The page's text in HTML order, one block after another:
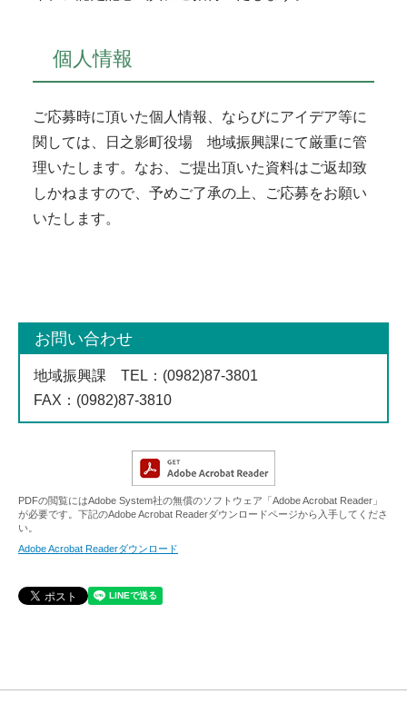
個人情報
ご応募時に頂いた個人情報、ならびにアイデア等に
関しては、日之影町役場 地域振興課にて厳重に管
理いたします。なお、ご提出頂いた資料はご返却致
しかねますので、予めご了承の上、ご応募をお願い
いたします。
お問い合わせ
地域振興課 TEL ：(0982)87-3801
FAX ：(0982)87-3810
PDFの閲覧にはAdobe System社の無償のソフトウェア「Adobe Acrobat Reader」
が必要です。下記のAdobe Acrobat Readerダウンロードページから入手してくださ
い。
Adobe Acrobat Readerダウンロード